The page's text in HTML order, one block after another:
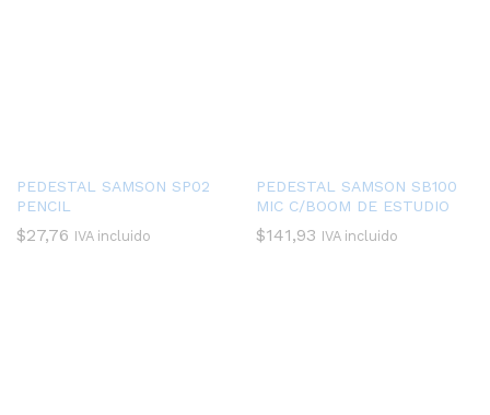
PEDESTAL SAMSON SP02
PENCIL
$27,76 IVA incluido
PEDESTAL SAMSON SB100
MIC C/BOOM DE ESTUDIO
$141,93 IVA incluido